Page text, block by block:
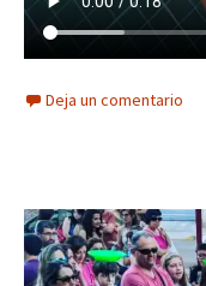
Deja un comentario